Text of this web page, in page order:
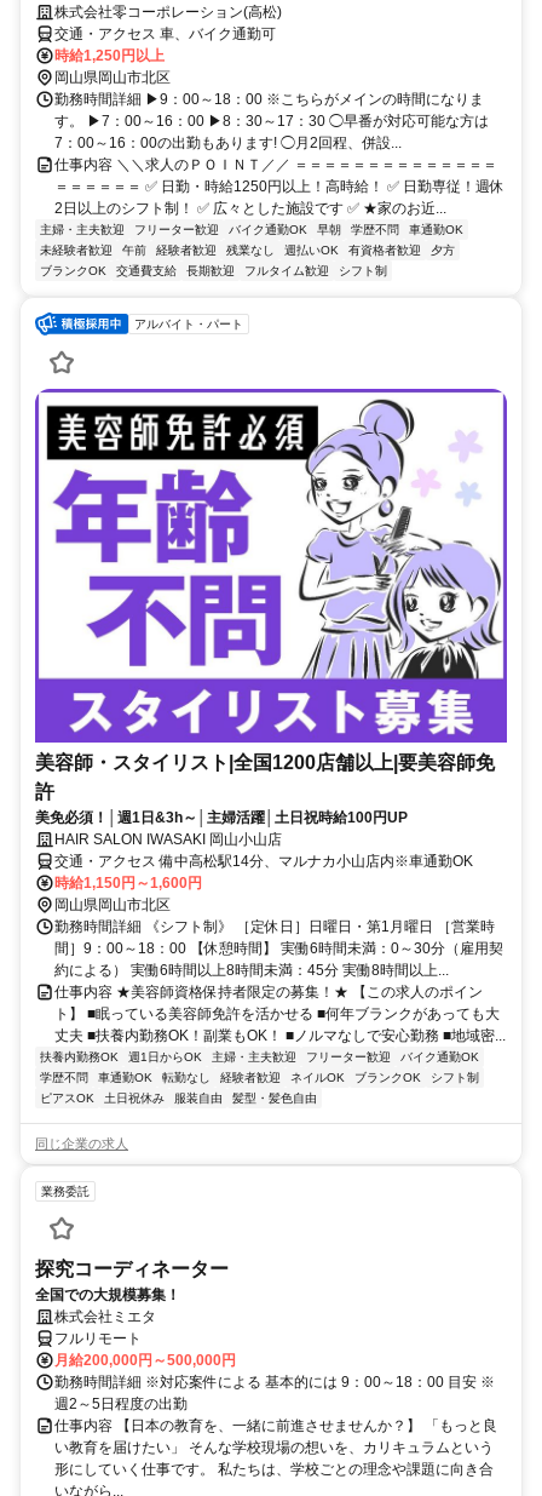
株式会社零コーポレーション(高松)
交通・アクセス 車、バイク通勤可
時給1,250円以上
岡山県岡山市北区
勤務時間詳細 ▶9：00～18：00 ※こちらがメインの時間になりま
す。 ▶7：00～16：00 ▶8：30～17：30 ◯早番が対応可能な方は
7：00～16：00の出勤もあります! ◯月2回程、併設...
仕事内容 ＼＼求人のＰＯＩＮＴ／／ ＝＝＝＝＝＝＝＝＝＝＝＝＝＝
＝＝＝＝＝＝ ✅ 日勤・時給1250円以上！高時給！ ✅ 日勤専従！週休
2日以上のシフト制！ ✅ 広々とした施設です ✅ ★家のお近...
主婦・主夫歓迎 フリーター歓迎 バイク通勤OK 早朝 学歴不問
車通勤OK
未経験者歓迎
午前 経験者歓迎 残業なし 週払いOK 有資格者歓迎
夕方
ブランクOK
交通費支給 長期歓迎 フルタイム歓迎 シフト制
アルバイト・パート
美容師・スタイリスト|全国1200店舗以上|要美容師免
許
美免必須！│週1日&3h～│主婦活躍│土日祝時給100円UP
HAIR SALON IWASAKI 岡山小山店
交通・アクセス 備中高松駅14分、マルナカ小山店内※車通勤OK
時給1,150円～1,600円
岡山県岡山市北区
勤務時間詳細 《シフト制》 ［定休日］日曜日・第1月曜日 ［営業時
間］9：00～18：00 【休憩時間】 実働6時間未満：0～30分（雇用契
約による） 実働6時間以上8時間未満：45分 実働8時間以上...
仕事内容 ★美容師資格保持者限定の募集！★ 【この求人のポイン
ト】 ■眠っている美容師免許を活かせる ■何年ブランクがあっても大
丈夫 ■扶養内勤務OK！副業もOK！ ■ノルマなしで安心勤務 ■地域密...
扶養内勤務OK 週1日からOK 主婦・主夫歓迎 フリーター歓迎
バイク通勤OK
学歴不問
車通勤OK 転勤なし 経験者歓迎 ネイルOK ブランクOK
シフト制
ピアスOK
土日祝休み 服装自由 髪型・髪色自由
同じ企業の求人
業務委託
探究コーディネーター
全国での大規模募集！
株式会社ミエタ
フルリモート
月給200,000円～500,000円
勤務時間詳細 ※対応案件による 基本的には 9：00～18：00 目安 ※
週2～5日程度の出勤
仕事内容 【日本の教育を、一緒に前進させませんか？】 「もっと良
い教育を届けたい」 そんな学校現場の想いを、カリキュラムという
形にしていく仕事です。 私たちは、学校ごとの理念や課題に向き合
いながら...